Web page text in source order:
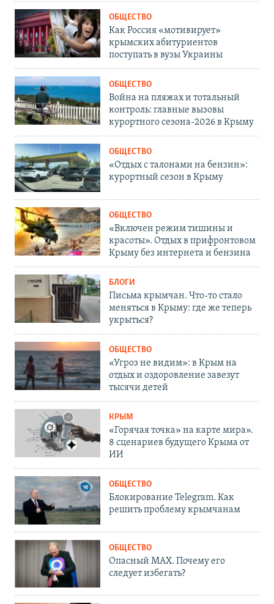
ОБЩЕСТВО
Как Россия «мотивирует»
крымских абитуриентов
поступать в вузы Украины
ОБЩЕСТВО
Война на пляжах и тотальный
контроль: главные вызовы
курортного сезона-2026 в Крыму
ОБЩЕСТВО
«Отдых с талонами на бензин»:
курортный сезон в Крыму
ОБЩЕСТВО
«Включен режим тишины и
красоты». Отдых в прифронтовом
Крыму без интернета и бензина
БЛОГИ
Письма крымчан. Что-то стало
меняться в Крыму: где же теперь
укрыться?
ОБЩЕСТВО
«Угроз не видим»: в Крым на
отдых и оздоровление завезут
тысячи детей
КРЫМ
«Горячая точка» на карте мира».
8 сценариев будущего Крыма от
ИИ
ОБЩЕСТВО
Блокирование Telegram. Как
решить проблему крымчанам
ОБЩЕСТВО
Опасный MAX. Почему его
следует избегать?